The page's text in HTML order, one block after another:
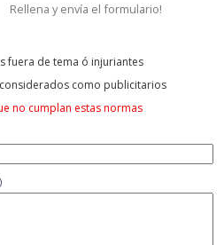
Rellena y envía el formulario!
fuera de tema ó injuriantes
como publicitarios
no cumplan estas normas